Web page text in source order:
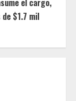
el cargo,
$1.7 mil